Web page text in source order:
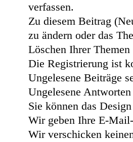
verfassen.
Zu diesem Beitrag
zu ändern oder das
Löschen Ihrer
Die Registrierung ist
Ungelesene Beiträge
Ungelesene
Sie können das
Wir geben Ihre E-
Wir verschicken